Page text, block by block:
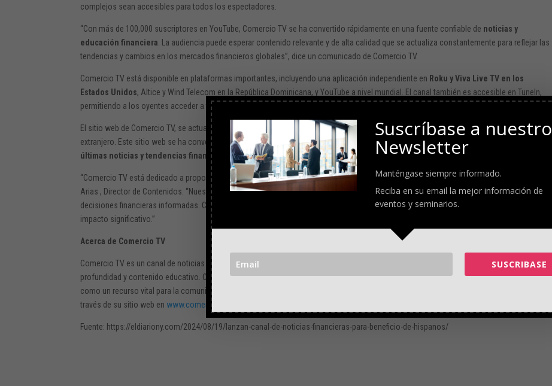
complejos sean accesibles para todos los espectadores.
“Con más de 100,000 suscriptores en YouTube, Comercio TV se ha convertido rápidamente en una fuente confiable de noticias y
educación financiera . La audiencia puede esperar contenido relevante y de alta calidad que se actualiza constantemente para reflejar las
tendencias y cambios en los mercados financieros globales”, dice un comunicado de Comercio TV.
Comercio TV está disponible en plataformas importantes, incluyendo una aplicación independiente en Roku y Viva Live TV en los
Estados Unidos, Altice y Wind Telecom en la República Dominicana, y YouTube a nivel mundial. El canal también es accesible en TuneIn,
permitiendo a los oyentes acceder a transmisiones de audio en vivo en cualquier lugar.
El sitio web de Comercio TV, se actualiza diariamente con las últimas noticias e ideas financieras, atrayendo visitantes de los EE.UU. y del
extranjero. Este sitio web se ha convertido en un recurso indispensable para aquellos quebuscan mantenerse informados sobre las
últimas noticias y tendencias financieras .
“Comercio TV está dedicado a proporcionar contenido financiero de alta calidad y relevante para la comunidad hispana
Arias , Director de Contenidos. “Nuestro objetivo es empoderar a los espectadores con el conocimiento que necesitan para tomar
decisiones financieras informadas. Con nuestra diversa programación y alcance en expansión, estamos comprometidos a hacer un
impacto significativo.”
Acerca de Comercio TV
Comercio TV es un canal de noticias financieras en español que ofrece cobertura en vivo de los mercados financieros, análisis en
profundidad y contenido educativo. Con la misión de mejorar la educación financiera y proporcionar ideas valiosas, Comercio TV sirve
como un recurso vital para la comunidad hispana. El canal está disponible en múltiples plataformas, incluyendo Viva Live TV, YouTube, ya
través de su sitio web en www.comercio.tv
Fuente: https://eldiariony.com/2024/08/19/lanzan-canal-de-noticias-financieras-para-beneficio-de-hispanos/
Suscríbase a nuestro
Newsletter
Manténgase siempre informado.
Reciba en su email la mejor información de
eventos y seminarios.
SUSCRIBASE